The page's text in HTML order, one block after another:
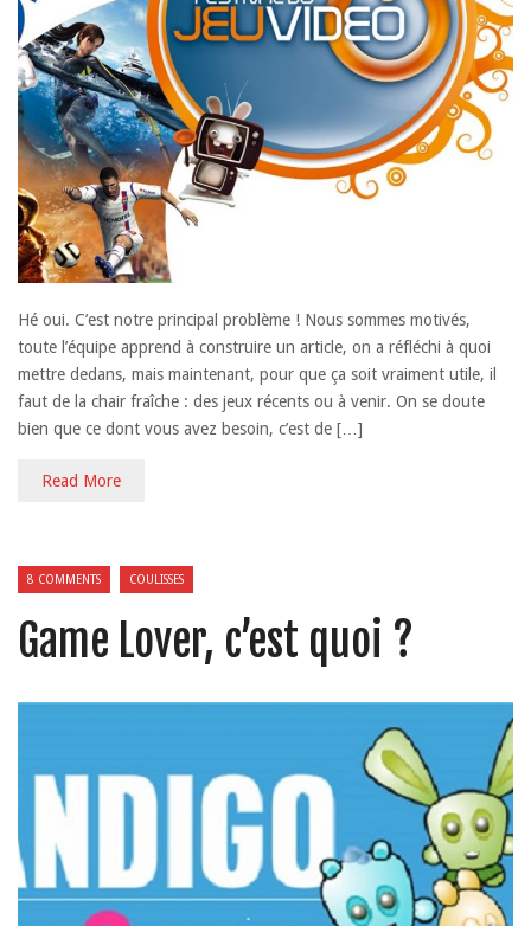
Hé oui. C’est notre principal problème ! Nous sommes motivés,
toute l’équipe apprend à construire un article, on a réfléchi à quoi
mettre dedans, mais maintenant, pour que ça soit vraiment utile, il
faut de la chair fraîche : des jeux récents ou à venir. On se doute
bien que ce dont vous avez besoin, c’est de […]
Read More
8 COMMENTS COULISSES
Game Lover, c’est quoi ?